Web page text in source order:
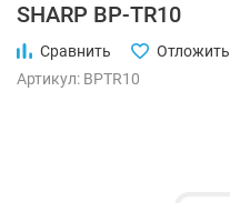
SHARP BP-TR10
Сравнить
Отложить
Артикул: BPTR10